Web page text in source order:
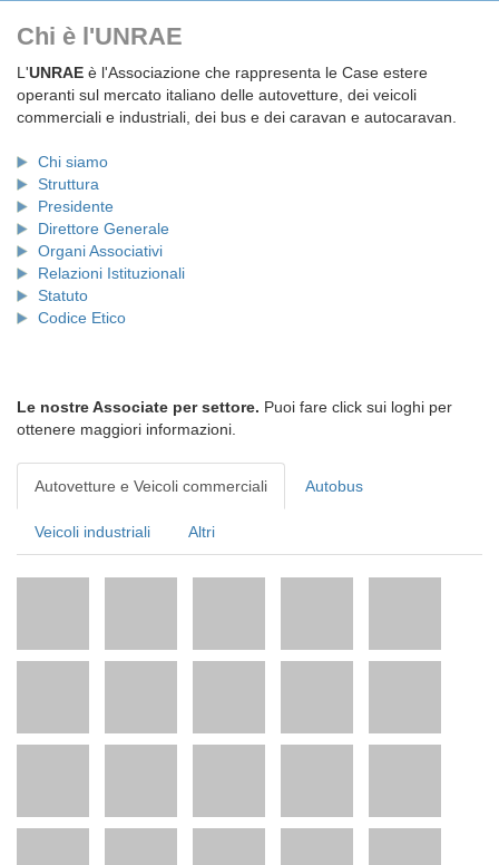
Chi è l'UNRAE
L'UNRAE è l'Associazione che rappresenta le Case estere
operanti sul mercato italiano delle autovetture, dei veicoli
commerciali e industriali, dei bus e dei caravan e autocaravan.
Chi siamo
Struttura
Presidente
Direttore Generale
Organi Associativi
Relazioni Istituzionali
Statuto
Codice Etico
Le nostre Associate per settore. Puoi fare click sui loghi per
ottenere maggiori informazioni.
Autovetture e Veicoli commerciali Autobus
Veicoli industriali Altri